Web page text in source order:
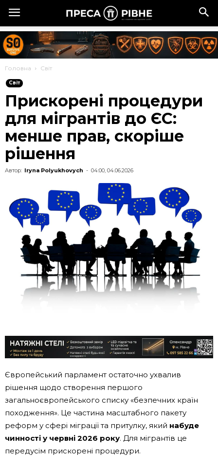
Головна Cвіт
Cвіт
Прискорені процедури
для мігрантів до ЄС:
менше прав, скоріше
рішення
Автор: Iryna Polyukhovych - 04:00, 04.06.2026
Європейський парламент остаточно ухвалив
рішення щодо створення першого
загальноєвропейського списку «безпечних країн
походження». Це частина масштабного пакету
реформ у сфері міграції та притулку, який набуде
чинності у червні 2026 року. Для мігрантів це
передусім прискорені процедури.